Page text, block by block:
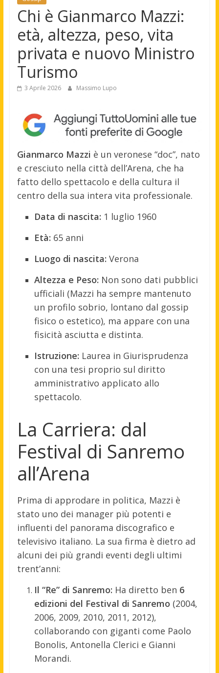
Chi è Gianmarco Mazzi:
età, altezza, peso, vita
privata e nuovo Ministro
Turismo
3 Aprile 2026 Massimo Lupo
Gianmarco Mazzi è un veronese “doc”, nato
e cresciuto nella città dell’Arena, che ha
fatto dello spettacolo e della cultura il
centro della sua intera vita professionale.
Data di nascita: 1 luglio 1960
Età: 65 anni
Luogo di nascita: Verona
Altezza e Peso: Non sono dati pubblici
ufficiali (Mazzi ha sempre mantenuto
un profilo sobrio, lontano dal gossip
fisico o estetico), ma appare con una
fisicità asciutta e distinta.
Istruzione: Laurea in Giurisprudenza
con una tesi proprio sul diritto
amministrativo applicato allo
spettacolo.
La Carriera: dal
Festival di Sanremo
all’Arena
Prima di approdare in politica, Mazzi è
stato uno dei manager più potenti e
influenti del panorama discografico e
televisivo italiano. La sua firma è dietro ad
alcuni dei più grandi eventi degli ultimi
trent’anni:
Il “Re” di Sanremo: Ha diretto ben 6
edizioni del Festival di Sanremo (2004,
2006, 2009, 2010, 2011, 2012),
collaborando con giganti come Paolo
Bonolis, Antonella Clerici e Gianni
Morandi.